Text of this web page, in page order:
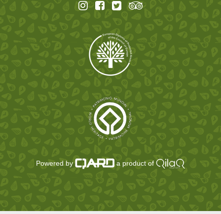
Powered by a product of